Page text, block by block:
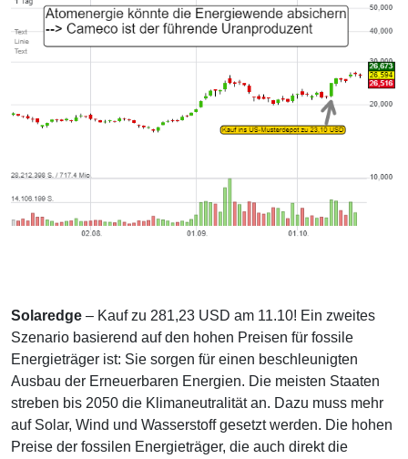
Solaredge – Kauf zu 281,23 USD am 11.10! Ein zweites
Szenario basierend auf den hohen Preisen für fossile
Energieträger ist: Sie sorgen für einen beschleunigten
Ausbau der Erneuerbaren Energien. Die meisten Staaten
streben bis 2050 die Klimaneutralität an. Dazu muss mehr
auf Solar, Wind und Wasserstoff gesetzt werden. Die hohen
Preise der fossilen Energieträger, die auch direkt die